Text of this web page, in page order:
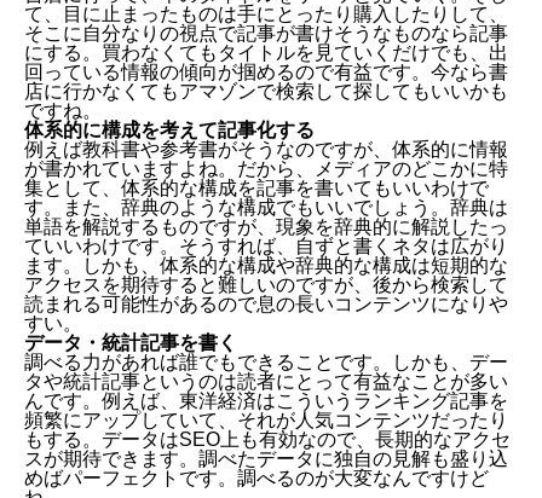
て、目に止まったものは手にとったり購入したりして、
そこに自分なりの視点で記事が書けそうなものなら記事
にする。買わなくてもタイトルを見ていくだけでも、出
回っている情報の傾向が掴めるので有益です。今なら書
店に行かなくてもアマゾンで検索して探してもいいかも
ですね。
体系的に構成を考えて記事化する
例えば教科書や参考書がそうなのですが、体系的に情報
が書かれていますよね。だから、メディアのどこかに特
集として、体系的な構成を記事を書いてもいいわけで
す。また、辞典のような構成でもいいでしょう。辞典は
単語を解説するものですが、現象を辞典的に解説したっ
ていいわけです。そうすれば、自ずと書くネタは広がり
ます。しかも、体系的な構成や辞典的な構成は短期的な
アクセスを期待すると難しいのですが、後から検索して
読まれる可能性があるので息の長いコンテンツになりや
すい。
データ・統計記事を書く
調べる力があれば誰でもできることです。しかも、デー
タや統計記事というのは読者にとって有益なことが多い
んです。例えば、東洋経済はこういうランキング記事を
頻繁にアップしていて、それが人気コンテンツだったり
もする。データはSEO上も有効なので、長期的なアクセ
スが期待できます。調べたデータに独自の見解も盛り込
めばパーフェクトです。調べるのが大変なんですけど